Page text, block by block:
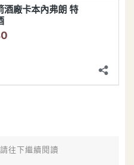
往下繼續閱讀